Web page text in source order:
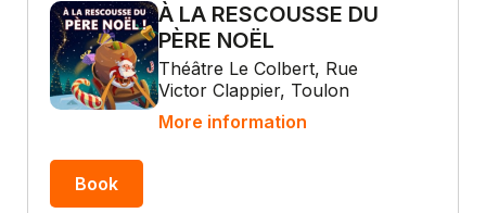
À LA RESCOUSSE DU
PÈRE NOËL
Théâtre Le Colbert, Rue
Victor Clappier, Toulon
More information
Book